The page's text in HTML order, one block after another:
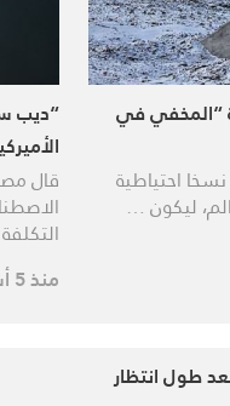
“المخفي في
احتياطية
ليكون …
“ديب
قال
منذ 5 أشهر
طول انتظار